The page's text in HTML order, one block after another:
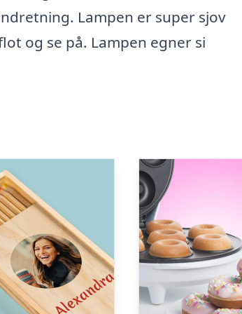
Lampen er super sjov
og se på. Lampen egner si